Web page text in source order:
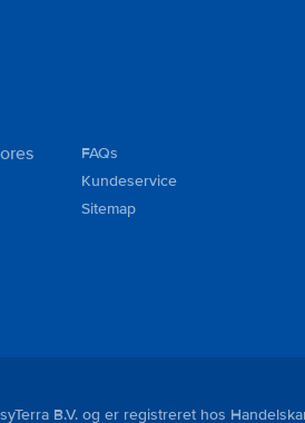
FAQs
Kundeservice
Sitemap
B.V. og er registreret hos